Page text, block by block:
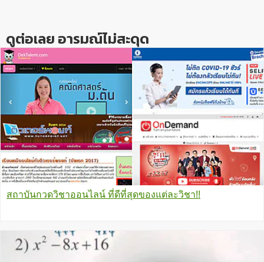
ดูต่อเลย อารมณ์ไม่สะดุด
สถาบันกวดวิชาออนไลน์ ที่ดีที่สุดของแต่ละวิชา!!